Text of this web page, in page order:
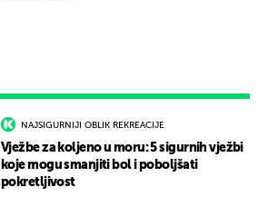
NAJSIGURNIJI OBLIK REKREACIJE
Vježbe za koljeno u moru: 5 sigurnih vježbi
koje mogu smanjiti bol i poboljšati
pokretljivost